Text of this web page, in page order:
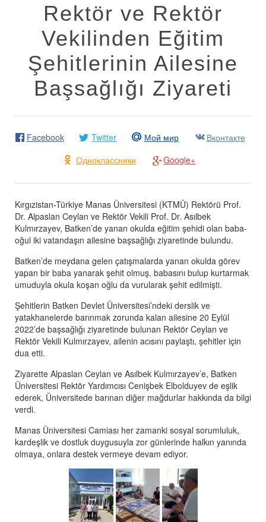
Rektör ve Rektör
Vekilinden Eğitim
Şehitlerinin Ailesine
Başsağlığı Ziyareti
Facebook Twitter Мой мир
Вконтакте
Одноклассники
Google+
Kırgızistan-Türkiye Manas Üniversitesi (KTMÜ) Rektörü Prof.
Dr. Alpaslan Ceylan ve Rektör Vekili Prof. Dr. Asılbek
Kulmırzayev, Batken’de yanan okulda eğitim şehidi olan baba-
oğul iki vatandaşın ailesine başsağlığı ziyaretinde bulundu.
Batken’de meydana gelen çatışmalarda yanan okulda görev
yapan bir baba yanarak şehit olmuş, babasını bulup kurtarmak
umuduyla okula koşan oğlu da vurularak şehit edilmişti.
Şehitlerin Batken Devlet Üniversitesi’ndeki derslik ve
yatakhanelerde barınmak zorunda kalan ailesine 20 Eylül
2022’de başsağlığı ziyaretinde bulunan Rektör Ceylan ve
Rektör Vekili Kulmırzayev, ailenin acısını paylaştı, şehitler için
dua etti.
Ziyarette Alpaslan Ceylan ve Asılbek Kulmırzayev’e, Batken
Üniversitesi Rektör Yardımcısı Cenişbek Elbolduyev de eşlik
ederek, Üniversitede barınan diğer mağdurlar hakkında da bilgi
verdi.
Manas Üniversitesi Camiası her zamanki sosyal sorumluluk,
kardeşlik ve dostluk duygusuyla zor günlerinde halkın yanında
olmaya, onlara destek vermeye devam ediyor.